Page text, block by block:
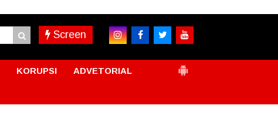
Screen
KORUPSI ADVETORIAL